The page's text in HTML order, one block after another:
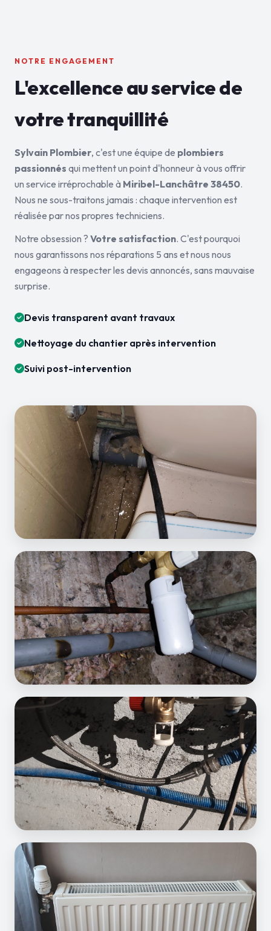
NOTRE ENGAGEMENT
L'excellence au service de
votre tranquillité
Sylvain Plombier, c'est une équipe de plombiers
passionnés qui mettent un point d'honneur à vous offrir
un service irréprochable à Miribel-Lanchâtre 38450.
Nous ne sous-traitons jamais : chaque intervention est
réalisée par nos propres techniciens.
Notre obsession ? Votre satisfaction. C'est pourquoi
nous garantissons nos réparations 5 ans et nous nous
engageons à respecter les devis annoncés, sans mauvaise
surprise.
Devis transparent avant travaux
Nettoyage du chantier après intervention
Suivi post-intervention